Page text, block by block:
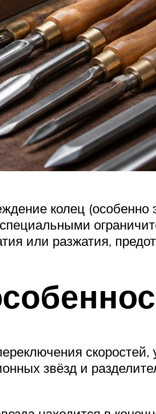
колец (особенно
или разжатия,
скоростей,
звёзд и